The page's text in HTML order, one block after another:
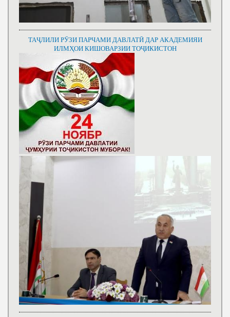
ТАҶЛИЛИ РӮЗИ ПАРЧАМИ ДАВЛАТӢ ДАР АКАДЕМИЯИ
ИЛМҲОИ КИШОВАРЗИИ ТОҶИКИСТОН